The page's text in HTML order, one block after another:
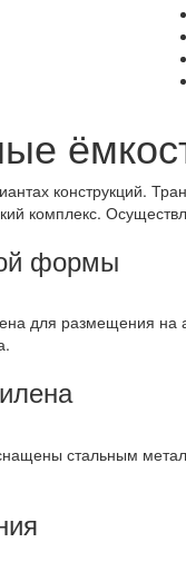
конструкций.
комплекс.
формы
для размещения
стальным